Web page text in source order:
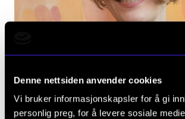
Denne nettsiden anvender cookies
Vi bruker informasjonskapsler for å gi
personlig preg, for å levere sosiale
Om Norges musikkhøgskole